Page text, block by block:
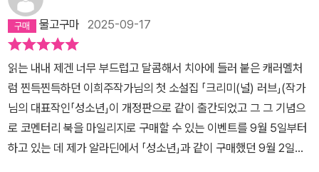
리는 사랑. 이희주가 그리는 사랑의 상당수는 범죄적으로 느껴지기까
지 한다. 욕망하던 남자의 세포로부터 탄생시켰다고 믿은 아이의 정
체를 알게 된 후 자신을 기만한 세상의 뒤통수를 칠 “미친년”이 되기
로 결심할 때(「최애의 아이」), 자신이 창조한 버추얼 휴먼을 의도와
다르게 이용하려는 사람들을 향해 “나의 마유미는 그렇지 않아”라고
분노할 때(「마유미」), 비정규직으로 근근이 먹고살며 제대로 된 돈은
인생의 낙인 뮤지컬 관람에만 겨우 써보는 자신에게 의존하는 아름답
지만 경제관념 없는 여동생에게 지친 나머지 여동생을 가난하게 만드
물고구마 2025-09-17
읽는 내내 제겐 너무 부드럽고 달콤해서 치아에 들러 붙은 캐러멜처
럼 찐득찐득하던 이희주작가님의 첫 소설집 「크리미(널) 러브」(작가
님의 대표작인「성소년」이 개정판으로 같이 출간되었고 그 그 기념으
로 코멘터리 북을 마일리지로 구매할 수 있는 이벤트를 9월 5일부터
하고 있는 데 제가 알라딘에서 「성소년」과 같이 구매했던 9월 2일에